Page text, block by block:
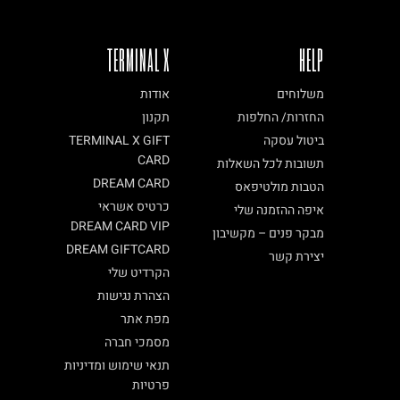
TERMINAL X
אודות
תקנון
TERMINAL X GIFT
CARD
DREAM CARD
כרטיס אשראי
DREAM CARD VIP
DREAM GIFTCARD
הקרדיט שלי
הצהרת נגישות
מפת אתר
מסמכי חברה
תנאי שימוש ומדיניות
פרטיות
HELP
משלוחים
החזרות/ החלפות
ביטול עסקה
תשובות לכל השאלות
הטבות מולטיפאס
איפה ההזמנה שלי
מבקר פנים – מקשיבון
יצירת קשר